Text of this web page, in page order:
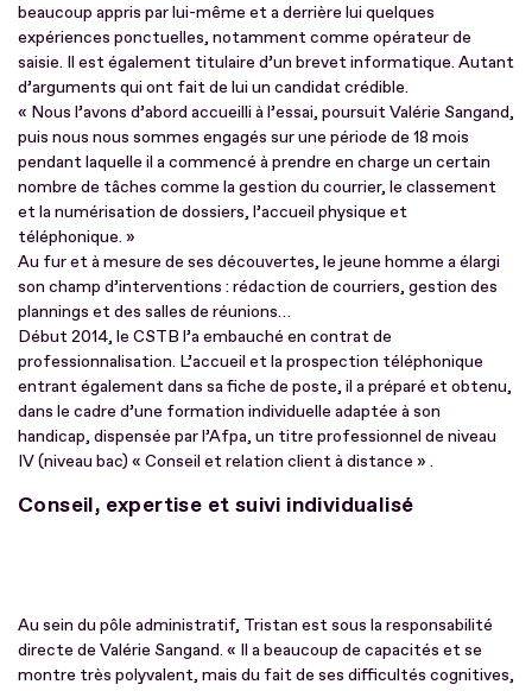
beaucoup appris par lui-même et a derrière lui quelques
expériences ponctuelles, notamment comme opérateur de
saisie. Il est également titulaire d’un brevet informatique. Autant
d’arguments qui ont fait de lui un candidat crédible.
« Nous l’avons d’abord accueilli à l’essai, poursuit Valérie Sangand,
puis nous nous sommes engagés sur une période de 18 mois
pendant laquelle il a commencé à prendre en charge un certain
nombre de tâches comme la gestion du courrier, le classement
et la numérisation de dossiers, l’accueil physique et
téléphonique. »
Au fur et à mesure de ses découvertes, le jeune homme a élargi
son champ d’interventions : rédaction de courriers, gestion des
plannings et des salles de réunions…
Début 2014, le CSTB l’a embauché en contrat de
professionnalisation. L’accueil et la prospection téléphonique
entrant également dans sa fiche de poste, il a préparé et obtenu,
dans le cadre d’une formation individuelle adaptée à son
handicap, dispensée par l’Afpa, un titre professionnel de niveau
IV (niveau bac) « Conseil et relation client à distance » .
Conseil, expertise et suivi individualisé
Au sein du pôle administratif, Tristan est sous la responsabilité
directe de Valérie Sangand. « Il a beaucoup de capacités et se
montre très polyvalent, mais du fait de ses difficultés cognitives,